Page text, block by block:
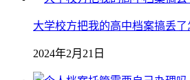
大学校方把我的高中档案搞丢了
2024年2月21日